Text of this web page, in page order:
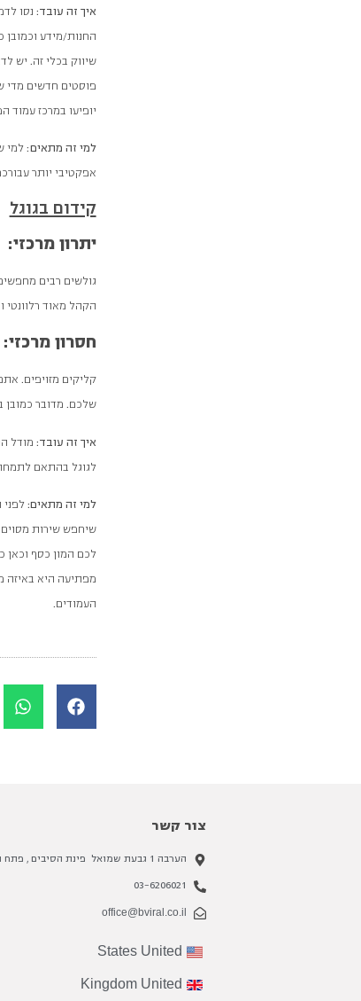
איך זה עובד: נסו
החנות/מידע
פוסטים חדשים מדי
יופיעו במרכז
למי זה מתאים: למי
אפקטיבי יותר
קידום בגוגל
יתרון מרכזי:
גולשים רבים
הקהל מאוד
חסרון מרכזי:
קליקים מזויפים.
שלכם. מדובר כמובן
איך זה עובד: מודל
לגוגל בהתאם
למי זה מתאים:
שיחפש שירות
לכם המון כסף
מפתיעה היא באיזה
העמודים.
צור קשר
הערבה 1 גבעת שמואל פינת הסיבים , פתח תקווה
03-6206021
office@bviral.co.il
United
States
United
Kingdom